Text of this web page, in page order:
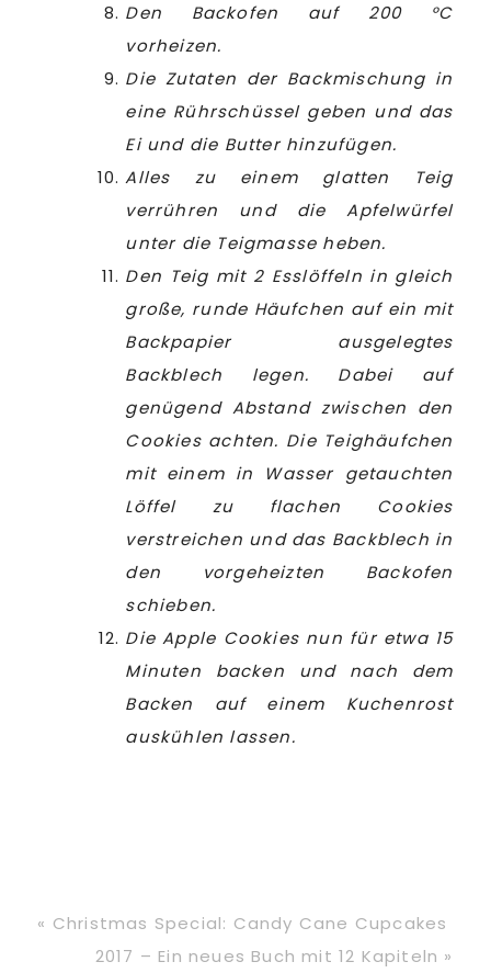
Den Backofen auf 200 °C
vorheizen.
Die Zutaten der Backmischung in
eine Rührschüssel geben und das
Ei und die Butter hinzufügen.
Alles zu einem glatten Teig
verrühren und die Apfelwürfel
unter die Teigmasse heben.
Den Teig mit 2 Esslöffeln in gleich
große, runde Häufchen auf ein mit
Backpapier ausgelegtes
Backblech legen. Dabei auf
genügend Abstand zwischen den
Cookies achten. Die Teighäufchen
mit einem in Wasser getauchten
Löffel zu flachen Cookies
verstreichen und das Backblech in
den vorgeheizten Backofen
schieben.
Die Apple Cookies nun für etwa 15
Minuten backen und nach dem
Backen auf einem Kuchenrost
auskühlen lassen.
Vorheriger
Beitrag:
« Christmas Special: Candy Cane Cupcakes
Nächster
2017 – Ein neues Buch mit 12 Kapiteln »